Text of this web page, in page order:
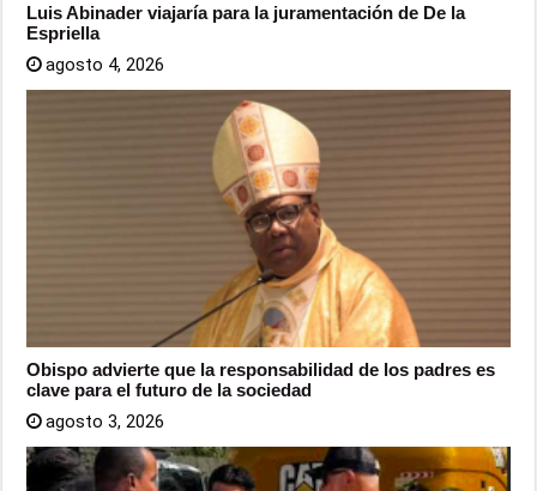
Luis Abinader viajaría para la juramentación de De la
Espriella
agosto 4, 2026
Obispo advierte que la responsabilidad de los padres es
clave para el futuro de la sociedad
agosto 3, 2026